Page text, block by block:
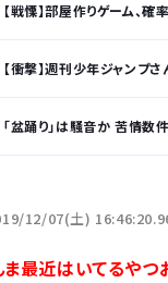
【戦慄】部屋作りゲーム、確
【衝撃】週刊少年ジャンプさ
「盆踊り」は騒音か 苦情
12/07(土)
最近はいてるやつ